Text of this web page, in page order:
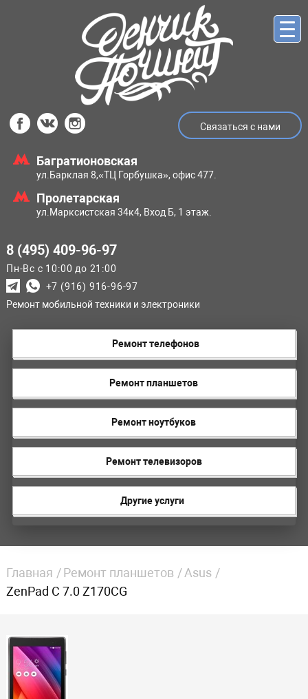
Связаться с нами
Багратионовская
ул.Барклая 8,«ТЦ Горбушка», офис 477.
Пролетарская
ул.Марксистская 34к4, Вход Б, 1 этаж.
8 (495) 409-96-97
Пн-Вс с 10:00 до 21:00
+7 (916) 916-96-97
Ремонт мобильной техники и электроники
Ремонт телефонов
Ремонт планшетов
Ремонт ноутбуков
Ремонт телевизоров
Другие услуги
Главная Ремонт планшетов
Asus
ZenPad C 7.0 Z170CG